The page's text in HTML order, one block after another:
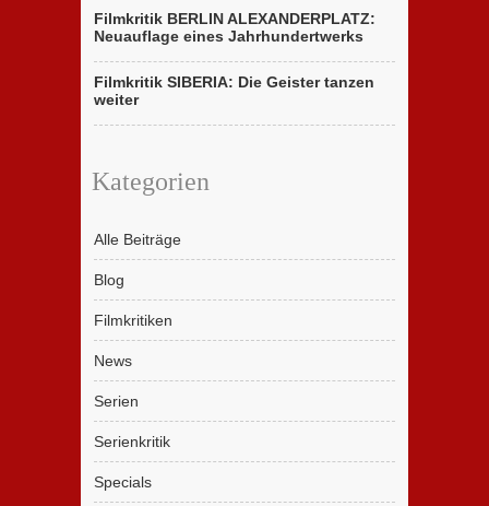
Filmkritik BERLIN ALEXANDERPLATZ:
Neuauflage eines Jahrhundertwerks
Filmkritik SIBERIA: Die Geister tanzen
weiter
Kategorien
Alle Beiträge
Blog
Filmkritiken
News
Serien
Serienkritik
Specials